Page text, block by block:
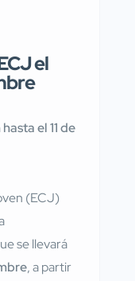
el
el 11 de
(ECJ)
se llevará
, a partir